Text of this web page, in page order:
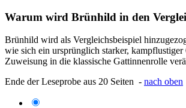
Warum wird Brünhild in den
Brünhild wird als Vergleichsbeispiel
wie sich ein ursprünglich starker,
Zuweisung in die klassische Gattinnenrolle
Ende der Leseprobe aus 20 Seiten - nach oben